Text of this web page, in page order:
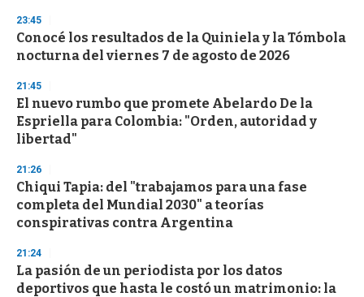
s
e
c
o
d
s
23:45
Conocé los resultados de la Quiniela y la Tómbola
nocturna del viernes 7 de agosto de 2026
21:45
El nuevo rumbo que promete Abelardo De la
Espriella para Colombia: "Orden, autoridad y
libertad"
21:26
Chiqui Tapia: del "trabajamos para una fase
completa del Mundial 2030" a teorías
conspirativas contra Argentina
21:24
La pasión de un periodista por los datos
deportivos que hasta le costó un matrimonio: la